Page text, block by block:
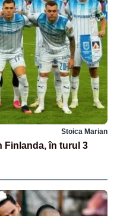
Stoica Marian
Finlanda, în turul 3